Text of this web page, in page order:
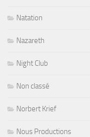
Natation
Nazareth
Night Club
Non classé
Norbert Krief
Nous Productions